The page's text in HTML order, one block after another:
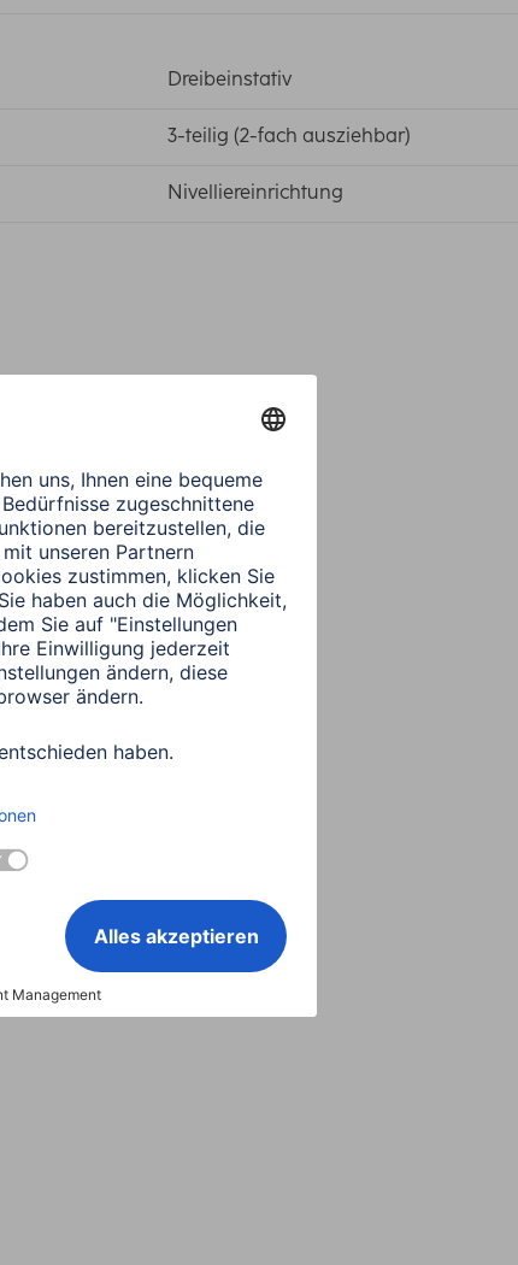
Dreibeinstativ
3-teilig (2-fach ausziehbar)
Nivelliereinrichtung